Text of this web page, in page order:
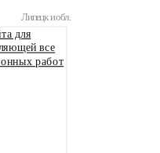
Липецк и обл.